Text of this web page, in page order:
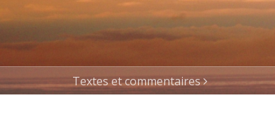
Textes et commentaires